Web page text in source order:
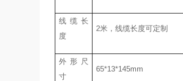
线缆长
度
2米，线缆长度可定制
外形尺
寸
65*13*145mm